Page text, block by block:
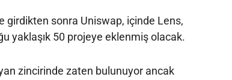
girdikten sonra Uniswap, içinde Lens,
yaklaşık 50 projeye eklenmiş olacak.
zincirinde zaten bulunuyor ancak